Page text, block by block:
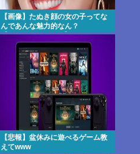
【画像】たぬき顔の女の子ってな
んであんな魅力的なん？
【Pickup07091607】
【悲報】盆休みに遊べるゲーム教
えてwww